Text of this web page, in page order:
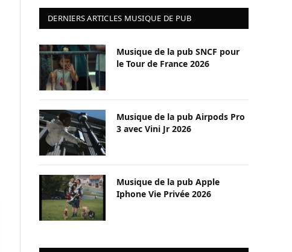
DERNIERS ARTICLES MUSIQUE DE PUB
Musique de la pub SNCF pour
le Tour de France 2026
Musique de la pub Airpods Pro
3 avec Vini Jr 2026
Musique de la pub Apple
Iphone Vie Privée 2026